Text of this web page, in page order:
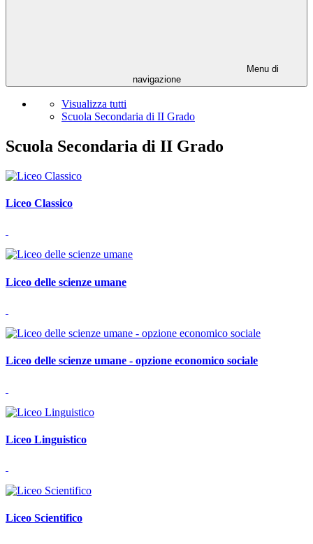
Menu di
navigazione
Visualizza tutti
Scuola Secondaria di II Grado
Scuola Secondaria di II Grado
Liceo Classico
Liceo delle scienze umane
Liceo delle scienze umane - opzione economico sociale
Liceo Linguistico
Liceo Scientifico